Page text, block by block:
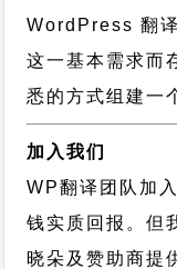
WordPress 翻
这一基本需求而
悉的方式组建一
加入我们
WP翻译团队加
钱实质回报。但
晓朵及赞助商提